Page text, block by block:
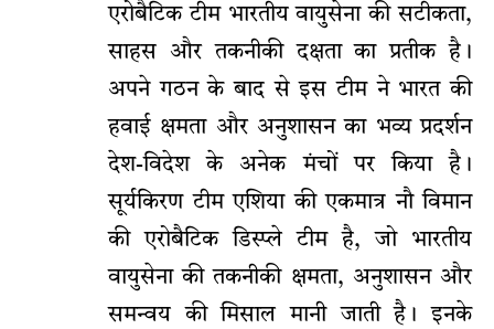
एरोबैटिक टीम भारतीय वायुसेना की सटीकता,
साहस और तकनीकी दक्षता का प्रतीक है।
अपने गठन के बाद से इस टीम ने भारत की
हवाई क्षमता और अनुशासन का भव्य प्रदर्शन
देश-विदेश के अनेक मंचों पर किया है।
सूर्यकिरण टीम एशिया की एकमात्र नौ विमान
की एरोबैटिक डिस्प्ले टीम है, जो भारतीय
वायुसेना की तकनीकी क्षमता, अनुशासन और
समन्वय की मिसाल मानी जाती है। इनके